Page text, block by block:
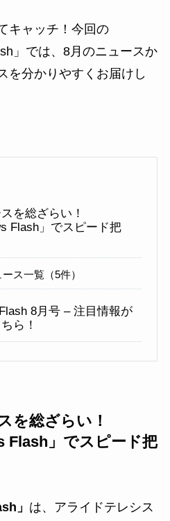
キャッチ！今回の
」では、8月のニュースか
を分かりやすくお届けし
を総ざらい！
Flash」でスピード把
ス一覧（5件）
8月号 – 注目情報が
ら！
を総ざらい！
Flash」でスピード把
」 は、アライドテレシス